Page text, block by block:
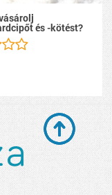
és -kötést?